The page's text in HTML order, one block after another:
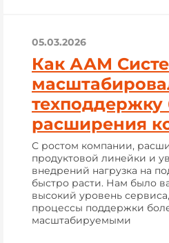
05.03.2026
Как ААМ
техподдержку
расширения
С ростом компании,
продуктовой линейки и
внедрений нагрузка на
быстро расти. Нам было
высокий уровень
процессы поддержки
масштабируемыми